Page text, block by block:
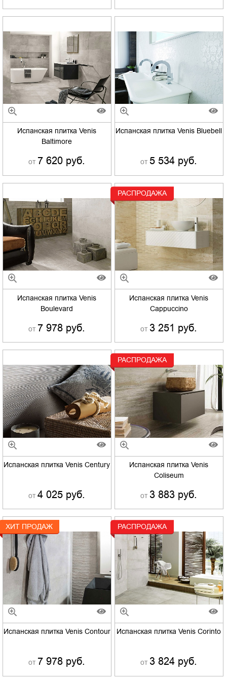
Испанская плитка Venis
Baltimore
от 7 620 руб.
Испанская плитка Venis Bluebell
от 5 534 руб.
Испанская плитка Venis
Boulevard
от 7 978 руб.
Испанская плитка Venis
Cappuccino
от 3 251 руб.
РАСПРОДАЖА
Испанская плитка Venis Century
от 4 025 руб.
Испанская плитка Venis
Coliseum
от 3 883 руб.
РАСПРОДАЖА
Испанская плитка Venis Contour
от 7 978 руб.
ХИТ ПРОДАЖ
Испанская плитка Venis Corinto
от 3 824 руб.
РАСПРОДАЖА